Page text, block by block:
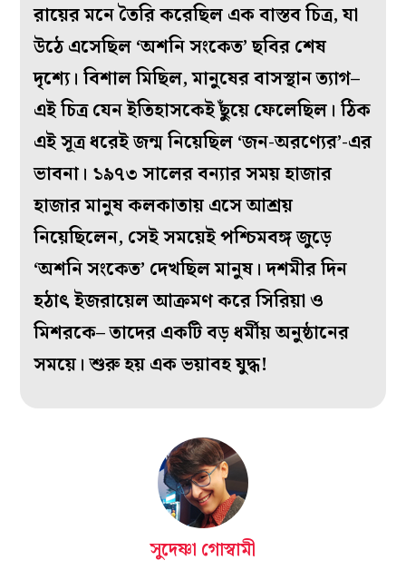
রায়ের মনে তৈরি করেছিল এক বাস্তব চিত্র, যা
উঠে এসেছিল ‘অশনি সংকেত’ ছবির শেষ
দৃশ্যে। বিশাল মিছিল, মানুষের বাসস্থান ত্যাগ–
এই চিত্র যেন ইতিহাসকেই ছুঁয়ে ফেলেছিল। ঠিক
এই সূত্র ধরেই জন্ম নিয়েছিল ‘জন-অরণ্যের’-এর
ভাবনা। ১৯৭৩ সালের বন্যার সময় হাজার
হাজার মানুষ কলকাতায় এসে আশ্রয়
নিয়েছিলেন, সেই সময়েই পশ্চিমবঙ্গ জুড়ে
‘অশনি সংকেত’ দেখছিল মানুষ। দশমীর দিন
হঠাৎ ইজরায়েল আক্রমণ করে সিরিয়া ও
মিশরকে– তাদের একটি বড় ধর্মীয় অনুষ্ঠানের
সময়ে। শুরু হয় এক ভয়াবহ যুদ্ধ!
সুদেষ্ণা গোস্বামী